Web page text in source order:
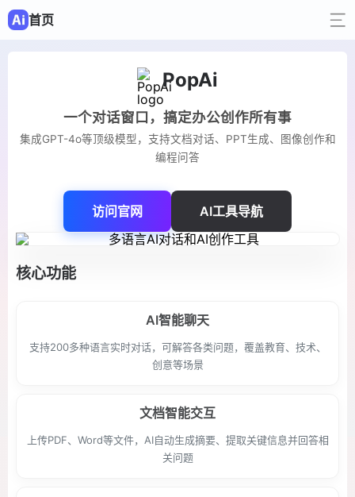
首页
PopAi
一个对话窗口，搞定办公创作所有事
集成GPT-4o等顶级模型，支持文档对话、PPT生成、图像创作和
编程问答
访问官网 AI工具导航
核心功能
AI智能聊天
支持200多种语言实时对话，可解答各类问题，覆盖教育、技术、
创意等场景
文档智能交互
上传PDF、Word等文件，AI自动生成摘要、提取关键信息并回答相
关问题